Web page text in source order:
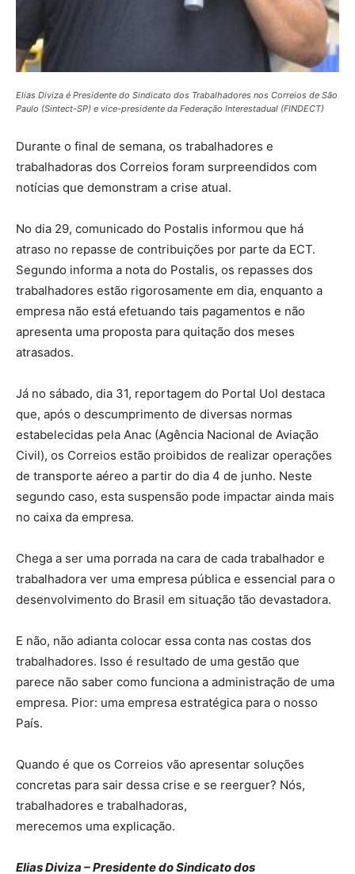
Elias Diviza é Presidente do Sindicato dos Trabalhadores nos Correios de São
Paulo (Sintect-SP) e vice-presidente da Federação Interestadual (FINDECT)
Durante o final de semana, os trabalhadores e
trabalhadoras dos Correios foram surpreendidos com
notícias que demonstram a crise atual.
No dia 29, comunicado do Postalis informou que há
atraso no repasse de contribuições por parte da ECT.
Segundo informa a nota do Postalis, os repasses dos
trabalhadores estão rigorosamente em dia, enquanto a
empresa não está efetuando tais pagamentos e não
apresenta uma proposta para quitação dos meses
atrasados.
Já no sábado, dia 31, reportagem do Portal Uol destaca
que, após o descumprimento de diversas normas
estabelecidas pela Anac (Agência Nacional de Aviação
Civil), os Correios estão proibidos de realizar operações
de transporte aéreo a partir do dia 4 de junho. Neste
segundo caso, esta suspensão pode impactar ainda mais
no caixa da empresa.
Chega a ser uma porrada na cara de cada trabalhador e
trabalhadora ver uma empresa pública e essencial para o
desenvolvimento do Brasil em situação tão devastadora.
E não, não adianta colocar essa conta nas costas dos
trabalhadores. Isso é resultado de uma gestão que
parece não saber como funciona a administração de uma
empresa. Pior: uma empresa estratégica para o nosso
País.
Quando é que os Correios vão apresentar soluções
concretas para sair dessa crise e se reerguer? Nós,
trabalhadores e trabalhadoras,
merecemos uma explicação.
Elias Diviza – Presidente do Sindicato dos